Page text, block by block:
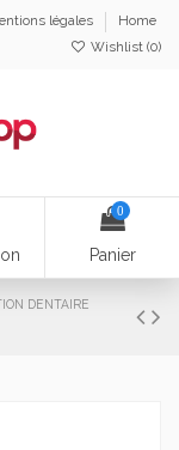
légales
Home
Wishlist (0)
0
Panier
DENTAIRE